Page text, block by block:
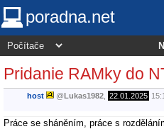
poradna.net
Pridanie RAMky do
host @Lukas1982 22.01.2025
Práce se sháněním, práce s